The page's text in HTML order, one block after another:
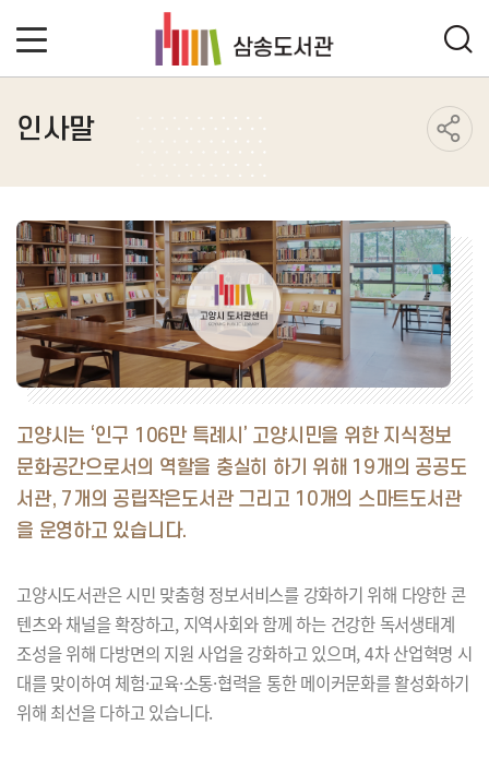
인사말
고양시는 ‘인구 106만 특례시’ 고양시민을 위한 지식정보
문화공간으로서의 역할을 충실히 하기 위해 19개의 공공도
서관, 7개의 공립작은도서관 그리고 10개의 스마트도서관
을 운영하고 있습니다.
고양시도서관은 시민 맞춤형 정보서비스를 강화하기 위해 다양한 콘
텐츠와 채널을 확장하고, 지역사회와 함께 하는 건강한 독서생태계
조성을 위해 다방면의 지원 사업을 강화하고 있으며, 4차 산업혁명 시
대를 맞이하여 체험·교육·소통·협력을 통한 메이커문화를 활성화하기
위해 최선을 다하고 있습니다.